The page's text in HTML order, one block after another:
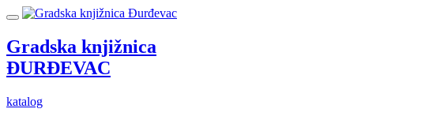
Gradska knjižnica
ĐURĐEVAC
katalog